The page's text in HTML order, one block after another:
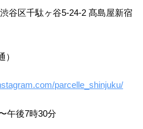
谷区千駄ヶ谷5-24-2 髙島屋新宿
parcelle_shinjuku/
午後7時30分